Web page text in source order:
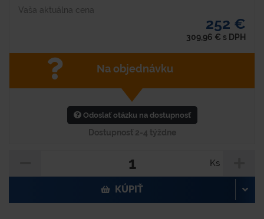
Vaša aktuálna cena
252 €
309,96 € s DPH
Na objednávku
Odoslať otázku na dostupnosť
Dostupnosť 2-4 týždne
Ks
KÚPIŤ